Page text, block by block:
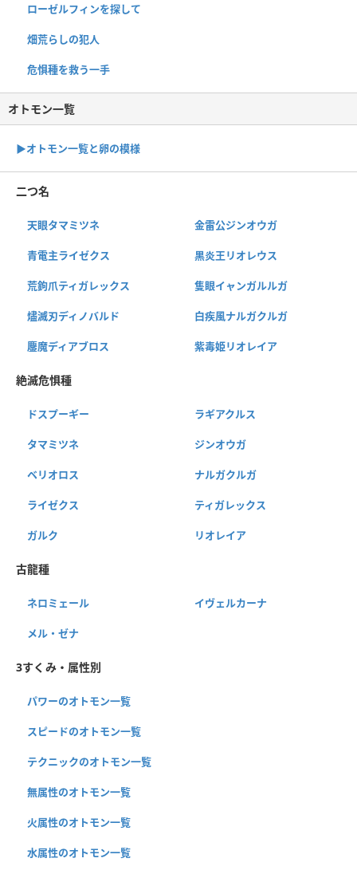
ローゼルフィンを探して
畑荒らしの犯人
危惧種を救う一手
オトモン一覧
▶︎オトモン一覧と卵の模様
二つ名
天眼タマミツネ 金雷公ジンオウガ
青電主ライゼクス 黒炎王リオレウス
荒鉤爪ティガレックス 隻眼イャンガルルガ
燼滅刃ディノバルド 白疾風ナルガクルガ
鏖魔ディアブロス 紫毒姫リオレイア
絶滅危惧種
ドスプーギー ラギアクルス
タマミツネ ジンオウガ
ベリオロス ナルガクルガ
ライゼクス ティガレックス
ガルク リオレイア
古龍種
ネロミェール イヴェルカーナ
メル・ゼナ
3すくみ・属性別
パワーのオトモン一覧
スピードのオトモン一覧
テクニックのオトモン一覧
無属性のオトモン一覧
火属性のオトモン一覧
水属性のオトモン一覧